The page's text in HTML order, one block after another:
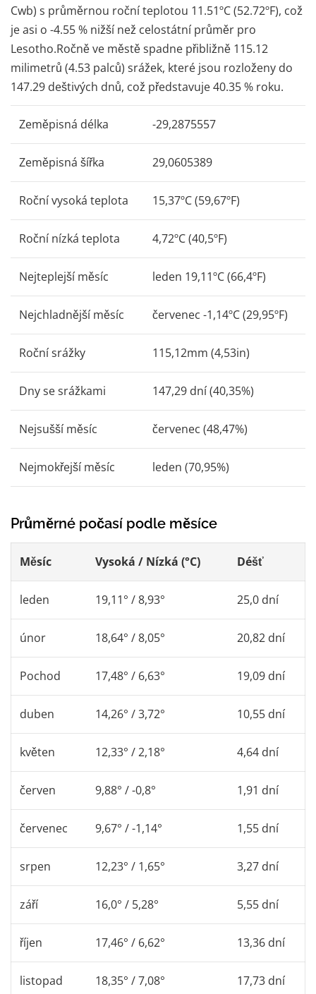
Cwb) s průměrnou roční teplotou 11.51ºC (52.72ºF), což
je asi o -4.55 % nižší než celostátní průměr pro
Lesotho.Ročně ve městě spadne přibližně 115.12
milimetrů (4.53 palců) srážek, které jsou rozloženy do
147.29 deštivých dnů, což představuje 40.35 % roku.
Zeměpisná délka -29,2875557
Zeměpisná šířka 29,0605389
Roční vysoká teplota 15,37ºC (59,67ºF)
Roční nízká teplota 4,72ºC (40,5ºF)
Nejteplejší měsíc leden 19,11ºC (66,4ºF)
Nejchladnější měsíc červenec -1,14ºC (29,95ºF)
Roční srážky 115,12mm (4,53in)
Dny se srážkami 147,29 dní (40,35%)
Nejsušší měsíc červenec (48,47%)
Nejmokřejší měsíc leden (70,95%)
Průměrné počasí podle měsíce
Měsíc Vysoká / Nízká (°C) Déšť
leden 19,11° / 8,93° 25,0 dní
únor 18,64° / 8,05° 20,82 dní
Pochod 17,48° / 6,63° 19,09 dní
duben 14,26° / 3,72° 10,55 dní
květen 12,33° / 2,18° 4,64 dní
červen 9,88° / -0,8° 1,91 dní
červenec 9,67° / -1,14° 1,55 dní
srpen 12,23° / 1,65° 3,27 dní
září 16,0° / 5,28° 5,55 dní
říjen 17,46° / 6,62° 13,36 dní
listopad 18,35° / 7,08° 17,73 dní